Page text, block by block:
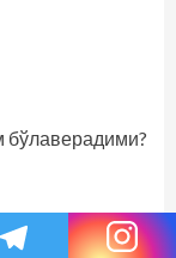
бўлаверадими?